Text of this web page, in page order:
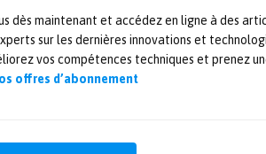
dès maintenant et accédez en ligne à des
sur les dernières innovations et
vos compétences techniques et prenez
offres d’abonnement